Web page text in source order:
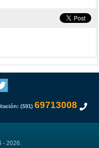
(591) 69713008
- 2026.